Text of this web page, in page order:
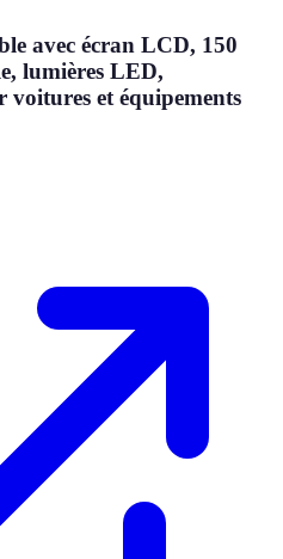
avec écran LCD, 150
lumières LED,
voitures et équipements